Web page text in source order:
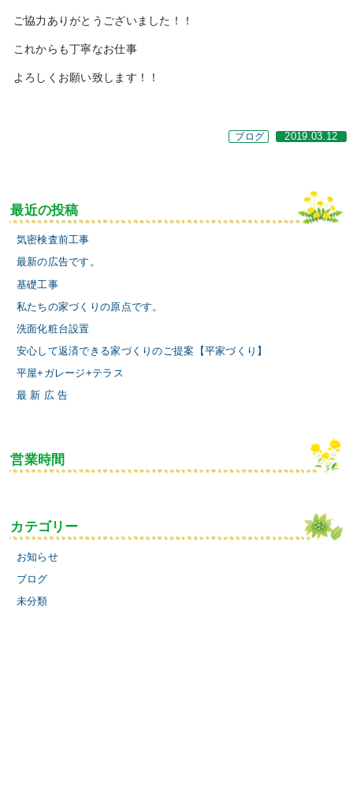
ご協力ありがとうございました！！
これからも丁寧なお仕事
よろしくお願い致します！！
ブログ 2019.03.12
最近の投稿
気密検査前工事
最新の広告です。
基礎工事
私たちの家づくりの原点です。
洗面化粧台設置
安心して返済できる家づくりのご提案【平家づくり】
平屋+ガレージ+テラス
最 新 広 告
営業時間
カテゴリー
お知らせ
ブログ
未分類